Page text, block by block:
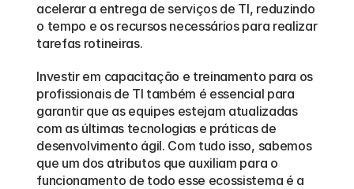
acelerar a entrega de serviços de TI, reduzindo
o tempo e os recursos necessários para realizar
tarefas rotineiras.
Investir em capacitação e treinamento para os
profissionais de TI também é essencial para
garantir que as equipes estejam atualizadas
com as últimas tecnologias e práticas de
desenvolvimento ágil. Com tudo isso, sabemos
que um dos atributos que auxiliam para o
funcionamento de todo esse ecossistema é a